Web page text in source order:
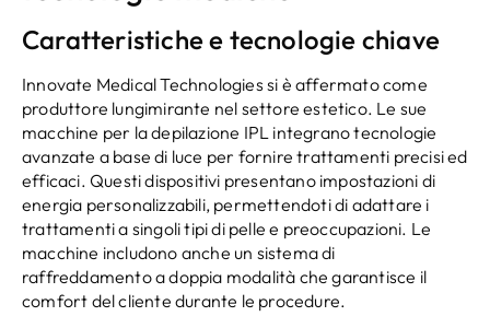
Caratteristiche e tecnologie chiave
Innovate Medical Technologies si è affermato come
produttore lungimirante nel settore estetico. Le sue
macchine per la depilazione IPL integrano tecnologie
avanzate a base di luce per fornire trattamenti precisi ed
efficaci. Questi dispositivi presentano impostazioni di
energia personalizzabili, permettendoti di adattare i
trattamenti a singoli tipi di pelle e preoccupazioni. Le
macchine includono anche un sistema di
raffreddamento a doppia modalità che garantisce il
comfort del cliente durante le procedure.